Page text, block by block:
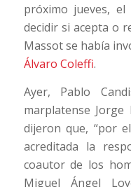
próximo jueves,
decidir si acepta o
Massot se había
Álvaro Coleffi.
Ayer, Pablo
marplatense
dijeron que, “por
acreditada la
coautor de los
Miguel Ángel